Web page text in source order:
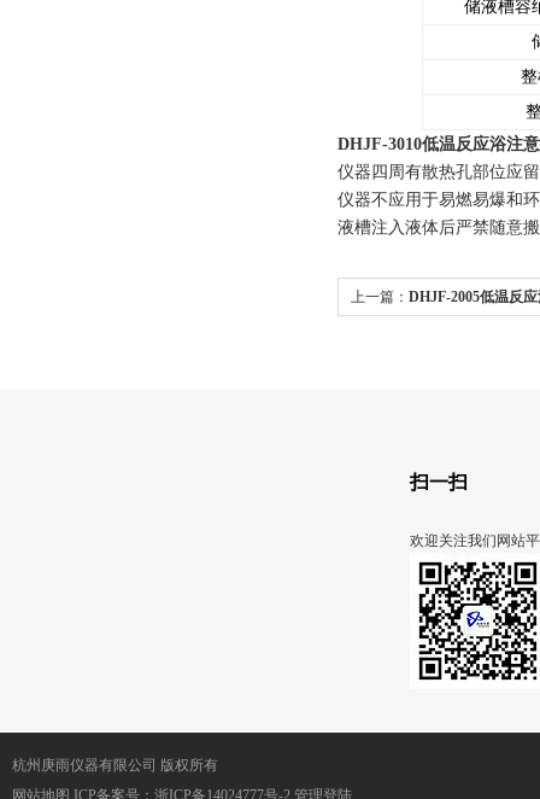
储液槽容
DHJF-3010低温反应浴注
仪器四周有散热孔部位应
仪器不应用于易燃易爆和
液槽注入液体后严禁随意
上一篇： DHJF-2005低温反
扫一扫
欢迎关注我们网站
杭州庚雨仪器有限公司 版权所有
网站地图 ICP备案号： 浙ICP备14024777号-2 管理登陆